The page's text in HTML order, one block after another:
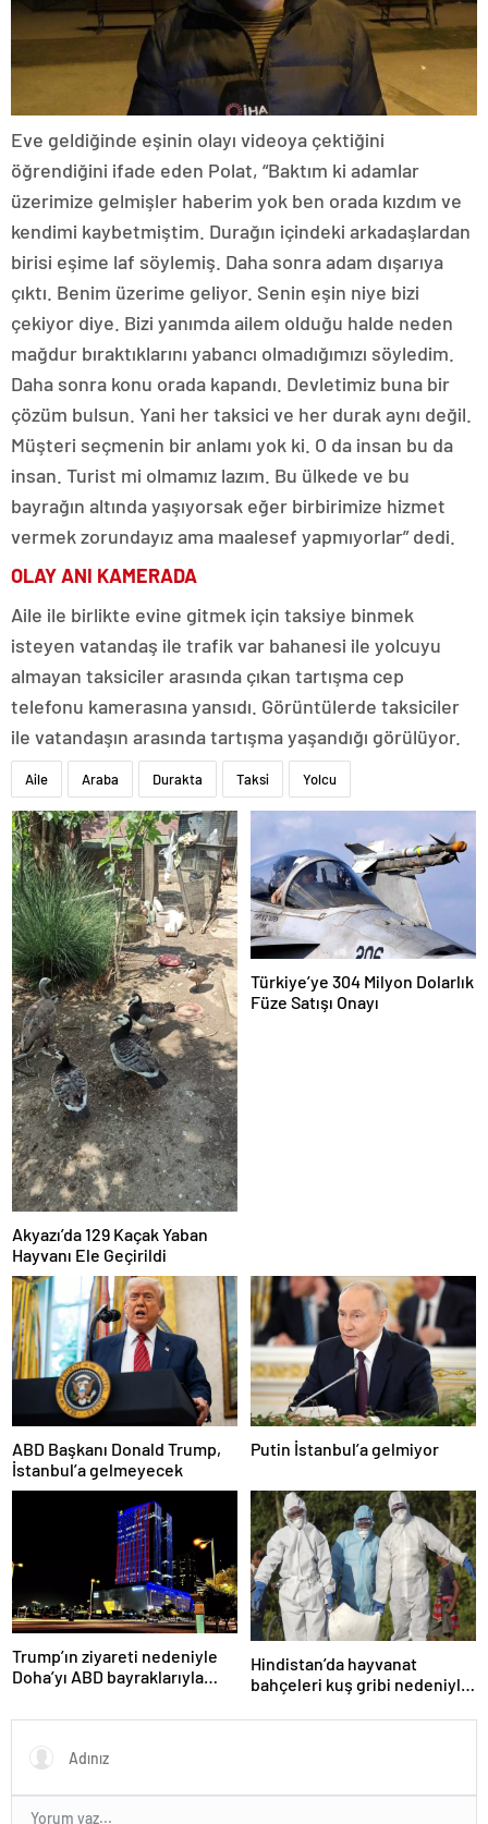
Eve geldiğinde eşinin olayı videoya çektiğini
öğrendiğini ifade eden Polat, “Baktım ki adamlar
üzerimize gelmişler haberim yok ben orada kızdım ve
kendimi kaybetmiştim. Durağın içindeki arkadaşlardan
birisi eşime laf söylemiş. Daha sonra adam dışarıya
çıktı. Benim üzerime geliyor. Senin eşin niye bizi
çekiyor diye. Bizi yanımda ailem olduğu halde neden
mağdur bıraktıklarını yabancı olmadığımızı söyledim.
Daha sonra konu orada kapandı. Devletimiz buna bir
çözüm bulsun. Yani her taksici ve her durak aynı değil.
Müşteri seçmenin bir anlamı yok ki. O da insan bu da
insan. Turist mi olmamız lazım. Bu ülkede ve bu
bayrağın altında yaşıyorsak eğer birbirimize hizmet
vermek zorundayız ama maalesef yapmıyorlar” dedi.
OLAY ANI KAMERADA
Aile ile birlikte evine gitmek için taksiye binmek
isteyen vatandaş ile trafik var bahanesi ile yolcuyu
almayan taksiciler arasında çıkan tartışma cep
telefonu kamerasına yansıdı. Görüntülerde taksiciler
ile vatandaşın arasında tartışma yaşandığı görülüyor.
Aile Araba Durakta Taksi Yolcu
Akyazı’da 129 Kaçak Yaban
Hayvanı Ele Geçirildi
Türkiye’ye 304 Milyon Dolarlık
Füze Satışı Onayı
ABD Başkanı Donald Trump,
İstanbul’a gelmeyecek
Putin İstanbul’a gelmiyor
Trump’ın ziyareti nedeniyle
Doha’yı ABD bayraklarıyla
Hindistan’da hayvanat
bahçeleri kuş gribi nedeniyle